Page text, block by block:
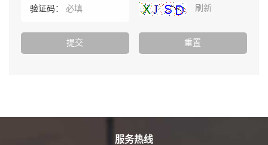
验证码： 刷新
服务热线